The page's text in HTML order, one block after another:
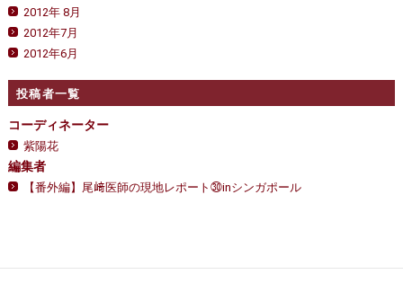
2012年 8月
2012年7月
2012年6月
投稿者一覧
コーディネーター
紫陽花
編集者
【番外編】尾﨑医師の現地レポート㉚inシンガポール